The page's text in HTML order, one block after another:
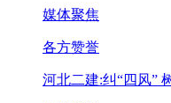
媒体聚焦
各方赞誉
河北二建:纠“四风”